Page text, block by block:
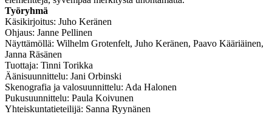
Työryhmä
Käsikirjoitus: Juho Keränen
Ohjaus: Janne Pellinen
Näyttämöllä: Wilhelm Grotenfelt, Juho Keränen, Paavo Kääriäinen,
Janna Räsänen
Tuottaja: Tinni Torikka
Äänisuunnittelu: Jani Orbinski
Skenografia ja valosuunnittelu: Ada Halonen
Pukusuunnittelu: Paula Koivunen
Yhteiskuntatieteilijä: Sanna Ryynänen